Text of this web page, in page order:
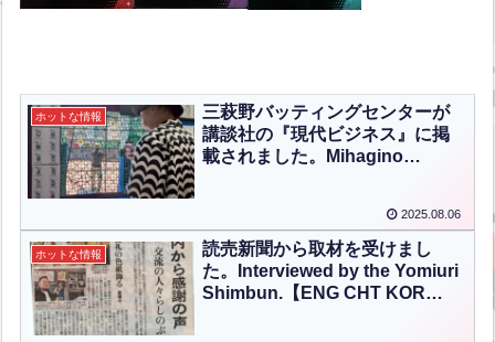
ホットな情報
三萩野バッティングセンターが
講談社の『現代ビジネス』に掲
載されました。Mihagino
Business【ENG CHT KOR
JPN】
2025.08.06
ホットな情報
読売新聞から取材を受けまし
た。Interviewed by the Yomiuri
Shimbun.【ENG CHT KOR